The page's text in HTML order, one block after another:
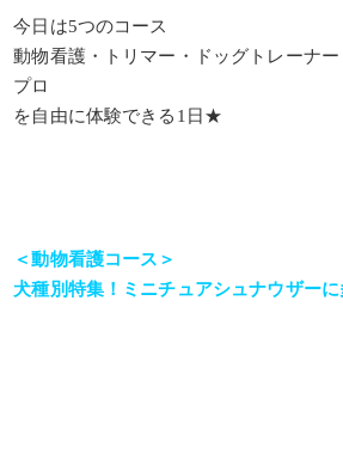
今日は5つのコース
動物看護・トリマー・ドッグトレーナ
プロ
を自由に体験できる1日★
＜動物看護コース＞
犬種別特集！ミニチュアシュナウザーに